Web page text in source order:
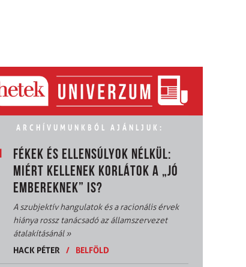
ARCHÍVUMUNKBÓL AJÁNLJUK:
FÉKEK ÉS ELLENSÚLYOK NÉLKÜL:
MIÉRT KELLENEK KORLÁTOK A „JÓ
EMBEREKNEK” IS?
A szubjektív hangulatok és a racionális érvek
hiánya rossz tanácsadó az államszervezet
átalakításánál»
HACK PÉTER
/ BELFÖLD